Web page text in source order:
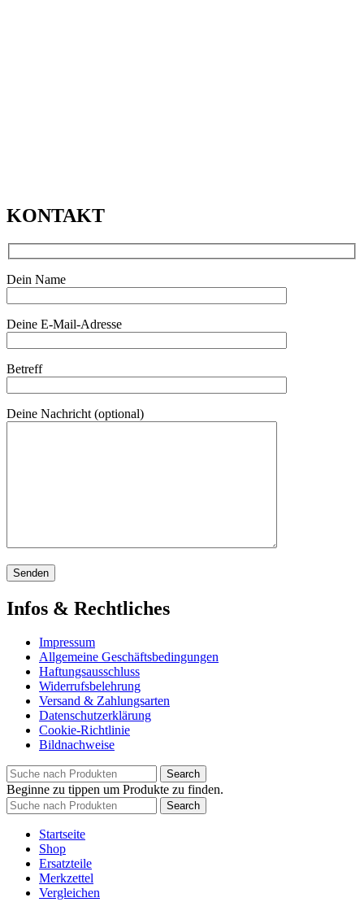
KONTAKT
Dein Name
Deine E-Mail-Adresse
Betreff
Deine Nachricht (optional)
Infos & Rechtliches
Impressum
Allgemeine Geschäftsbedingungen
Haftungsausschluss
Widerrufsbelehrung
Versand & Zahlungsarten
Datenschutzerklärung
Cookie-Richtlinie
Bildnachweise
Search
Beginne zu tippen um Produkte zu finden.
Search
Startseite
Shop
Ersatzteile
Merkzettel
Vergleichen